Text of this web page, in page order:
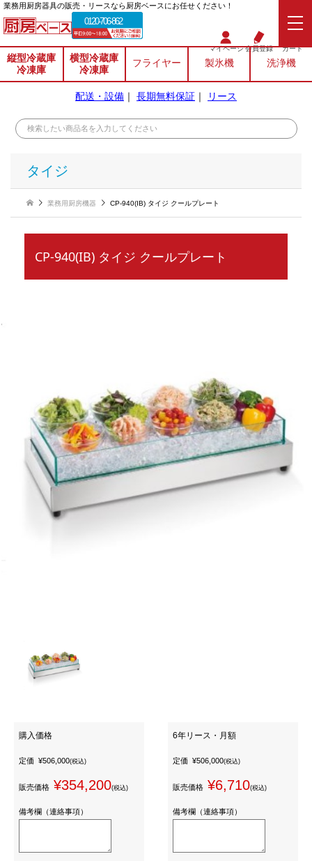
業務⽤厨房器具の販売・リースなら厨房ベースにお任せください！
0120-706-862
マイページ会員登録 カート
縦型冷蔵庫
冷凍庫
横型冷蔵庫
冷凍庫
フライヤー 製氷機 洗浄機
配送・設備 ｜ 長期無料保証 ｜ リース
タイジ
業務用厨房機器 CP-940(IB) タイジ クールプレート
CP-940(IB) タイジ クールプレート
購入価格
定価 ¥506,000(税込)
販売価格 ¥354,200(税込)
備考欄（連絡事項）
6年リース・月額
定価 ¥506,000(税込)
販売価格 ¥6,710(税込)
備考欄（連絡事項）